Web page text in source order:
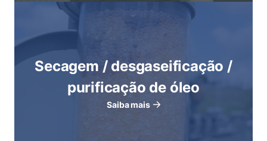
Secagem / desgaseificação /
purificação de óleo
Saiba mais